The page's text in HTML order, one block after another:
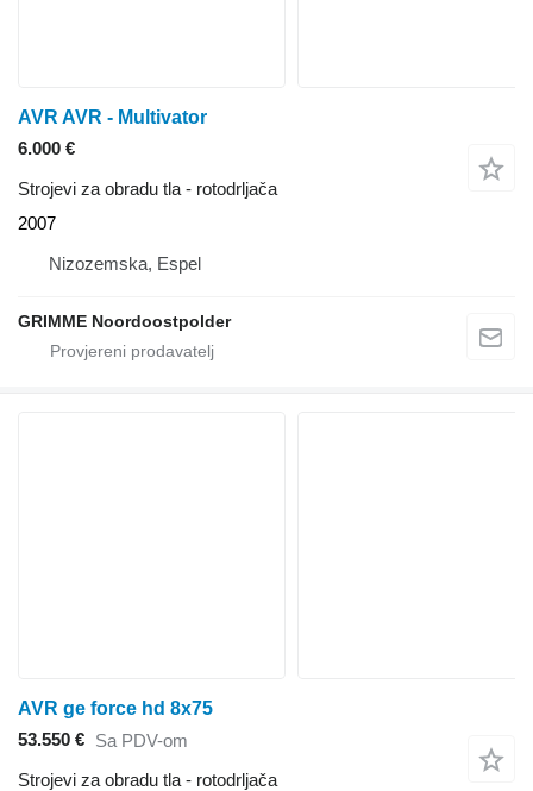
AVR AVR - Multivator
6.000 €
Strojevi za obradu tla - rotodrljača
2007
Nizozemska, Espel
GRIMME Noordoostpolder
AVR ge force hd 8x75
53.550 € Sa PDV-om
Strojevi za obradu tla - rotodrljača